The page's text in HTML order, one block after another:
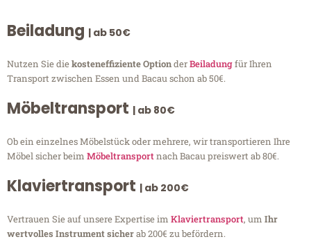
Beiladung | ab 50€
Nutzen Sie diekosteneffiziente OptionderBeiladungfür Ihren
Transport zwischen Essen und Bacau schon ab 50€.
Möbeltransport | ab 80€
Ob ein einzelnes Möbelstück oder mehrere, wir transportieren Ihre
Möbel sicher beim Möbeltransportnach Bacau preiswert ab 80€.
Klaviertransport | ab 200€
Vertrauen Sie auf unsere Expertise im Klaviertransport, um Ihr
wertvolles Instrument sicherab 200€ zu befördern.